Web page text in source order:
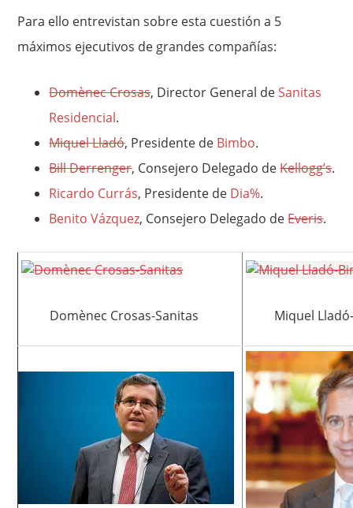
Para ello entrevistan sobre esta cuestión a 5
máximos ejecutivos de grandes compañías:
Domènec Crosas, Director General deSanitas
Residencial.
Miquel Lladó, Presidente de Bimbo.
Bill Derrenger, Consejero Delegado deKellogg’s.
Ricardo Currás, Presidente de Dia%.
Benito Vázquez, Consejero Delegado deEveris.
Domènec Crosas-Sanitas Miquel